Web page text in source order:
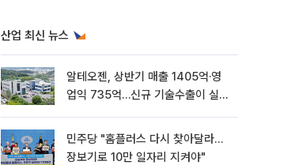
산업 최신 뉴스
알테오젠, 상반기 매출 1405억·영
업익 735억…신규 기술수출이 실적
민주당 "홈플러스 다시 찾아달라…
장보기로 10만 일자리 지켜야"